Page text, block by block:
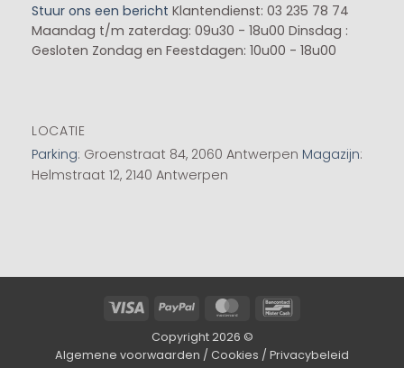
Stuur ons een bericht Klantendienst: 03 235 78 74
Maandag t/m zaterdag: 09u30 - 18u00 Dinsdag :
Gesloten Zondag en Feestdagen: 10u00 - 18u00
LOCATIE
Parking: Groenstraat 84, 2060 Antwerpen Magazijn:
Helmstraat 12, 2140 Antwerpen
Visa PayPal MasterCard
Copyright 2026 ©
Algemene voorwaarden / Cookies / Privacybeleid